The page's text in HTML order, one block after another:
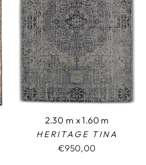
2.30 m x 1.60 m
HERITAGE TINA
€950,00